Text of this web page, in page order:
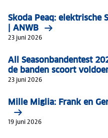
Skoda Peaq: elektrische
| ANWB
23 juni 2026
All Seasonbandentest
de banden scoort
23 juni 2026
Mille Miglia: Frank en
19 juni 2026